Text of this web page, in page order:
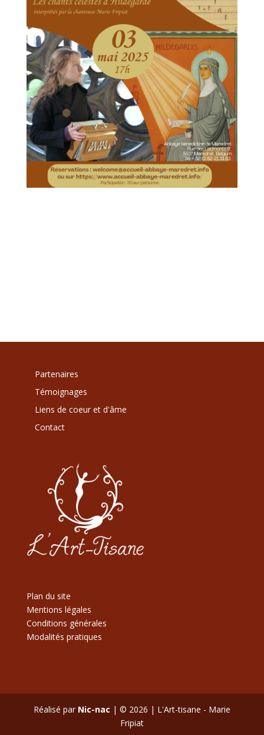
Partenaires
Témoignages
Liens de coeur et d'âme
Contact
Plan du site
Mentions légales
Conditions générales
Modalités pratiques
Réalisé par Nic-nac | © 2026 | L'Art-tisane - Marie
Fripiat